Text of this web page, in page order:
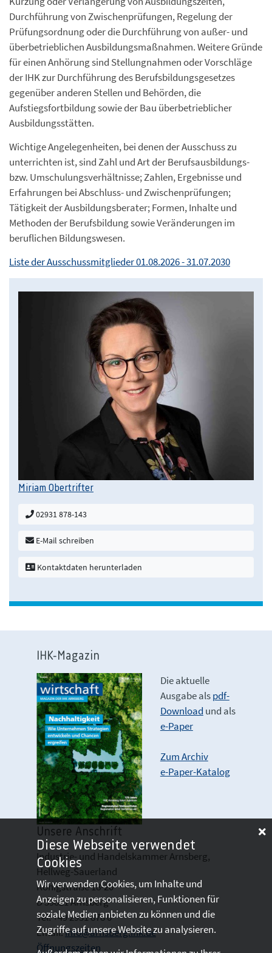
Durchführung von Zwischenprüfungen, Regelung der
Prüfungsordnung oder die Durchführung von außer- und
überbetrieblichen Ausbildungsmaßnahmen. Weitere Gründe
für einen Anhörung sind Stellungnahmen oder Vorschläge
der IHK zur Durchführung des Berufsbildungsgesetzes
gegenüber anderen Stellen und Behörden, die
Aufstiegsfortbildung sowie der Bau überbetrieblicher
Ausbildungsstätten.
Wichtige Angelegenheiten, bei denen der Ausschuss zu
unterrichten ist, sind Zahl und Art der Berufsausbildungs-
bzw. Umschulungsverhältnisse; Zahlen, Ergebnisse und
Erfahrungen bei Abschluss- und Zwischenprüfungen;
Tätigkeit der Ausbildungsberater; Formen, Inhalte und
Methoden der Berufsbildung sowie Veränderungen im
beruflichen Bildungswesen.
Liste der Ausschussmitglieder 01.08.2026 - 31.07.2030
Miriam Obertrifter
02931 878-143
E-Mail schreiben
Kontaktdaten herunterladen
IHK-Magazin
Die aktuelle
Ausgabe alspdf-
Download und als
e-Paper
Zum Archiv
e-Paper-Katalog
Unsere Anschrift
Industrie- und Handelskammer Arnsberg,
Hellweg-Sauerland
Königstraße 18-20
D 59821 Arnsberg
Tel: +49 2931 878 0
Email:info@arnsberg.ihk.de
Öffnungszeiten
Diese Webseite verwendet
Cookies
Wir verwenden Cookies, um Inhalte und
Anzeigen zu personalisieren, Funktionen für
soziale Medien anbieten zu können und die
Zugriffe auf unsere Website zu analysieren.